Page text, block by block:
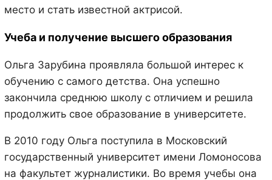
место и стать известной актрисой.
Учеба и получение высшего образования
Ольга Зарубина проявляла большой интерес к
обучению с самого детства. Она успешно
закончила среднюю школу с отличием и решила
продолжить свое образование в университете.
В 2010 году Ольга поступила в Московский
государственный университет имени Ломоносова
на факультет журналистики. Во время учебы она